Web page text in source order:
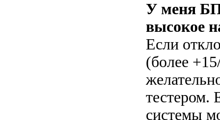
У меня БП
высокое
Если
(более
тестером.
системы